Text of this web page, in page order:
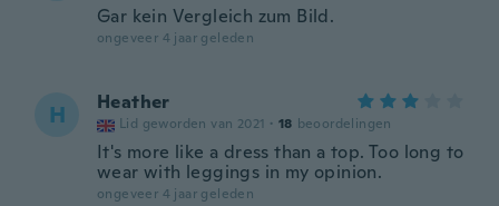
Gar kein Vergleich zum Bild.
ongeveer 4 jaar geleden
H Heather
Lid geworden van 2021 · 18 beoordelingen
It's more like a dress than a top. Too long to
wear with leggings in my opinion.
ongeveer 4 jaar geleden